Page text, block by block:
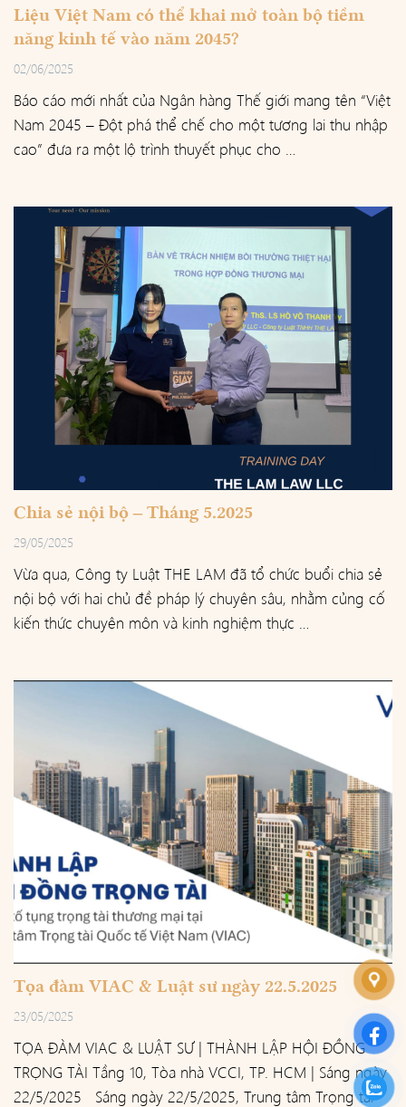
Liệu Việt Nam có thể khai mở toàn bộ tiềm
năng kinh tế vào năm 2045?
02/06/2025
Báo cáo mới nhất của Ngân hàng Thế giới mang tên “Việt
Nam 2045 – Đột phá thể chế cho một tương lai thu nhập
cao” đưa ra một lộ trình thuyết phục cho …
Chia sẻ nội bộ – Tháng 5.2025
29/05/2025
Vừa qua, Công ty Luật THE LAM đã tổ chức buổi chia sẻ
nội bộ với hai chủ đề pháp lý chuyên sâu, nhằm củng cố
kiến thức chuyên môn và kinh nghiệm thực …
Tọa đàm VIAC & Luật sư ngày 22.5.2025
23/05/2025
TỌA ĐÀM VIAC & LUẬT SƯ | THÀNH LẬP HỘI ĐỒNG
TRỌNG TÀI Tầng 10, Tòa nhà VCCI, TP. HCM | Sáng ngày
22/5/2025 Sáng ngày 22/5/2025, Trung tâm Trọng tài